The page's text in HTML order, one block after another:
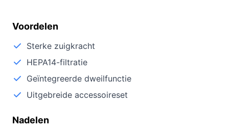
Voordelen
Sterke zuigkracht
HEPA14-filtratie
Geïntegreerde dweilfunctie
Uitgebreide accessoireset
Nadelen